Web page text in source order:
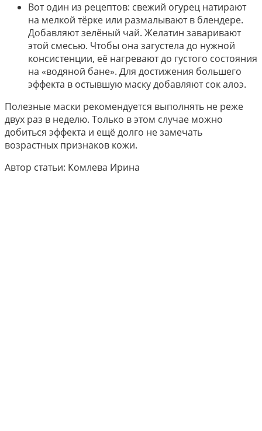
Вот один из рецептов: свежий огурец натирают
на мелкой тёрке или размалывают в блендере.
Добавляют зелёный чай. Желатин заваривают
этой смесью. Чтобы она загустела до нужной
консистенции, её нагревают до густого состояния
на «водяной бане». Для достижения большего
эффекта в остывшую маску добавляют сок алоэ.
Полезные маски рекомендуется выполнять не реже
двух раз в неделю. Только в этом случае можно
добиться эффекта и ещё долго не замечать
возрастных признаков кожи.
Автор статьи: Комлева Ирина